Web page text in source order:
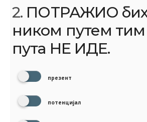
2. ПОТРАЖИО бих
ником путем
пута НЕ ИДЕ.
презент
потенцијал